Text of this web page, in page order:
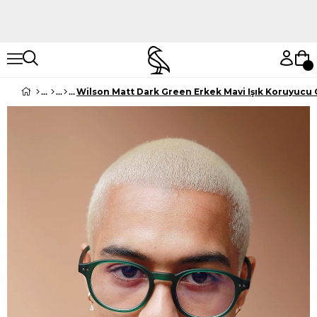
Wilson Matt Dark Green Erkek Mavi Işık Koruyucu